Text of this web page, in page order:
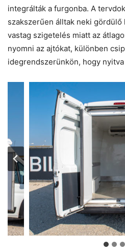
integrálták a furgonba. A
szakszerűen álltak neki
vastag szigetelés miatt az
nyomni az ajtókat, különben
idegrendszerünkön, hogy